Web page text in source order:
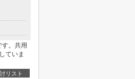
。共用
ていま
リスト